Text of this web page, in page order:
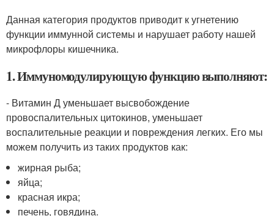
Данная категория продуктов приводит к угнетению
функции иммунной системы и нарушает работу нашей
микрофлоры кишечника.
1. Иммуномодулирующую функцию выполняют:
- Витамин Д уменьшает высвобождение
провоспалительных цитокинов, уменьшает
воспалительные реакции и повреждения легких. Его мы
можем получить из таких продуктов как:
жирная рыба;
яйца;
красная икра;
печень, говядина.